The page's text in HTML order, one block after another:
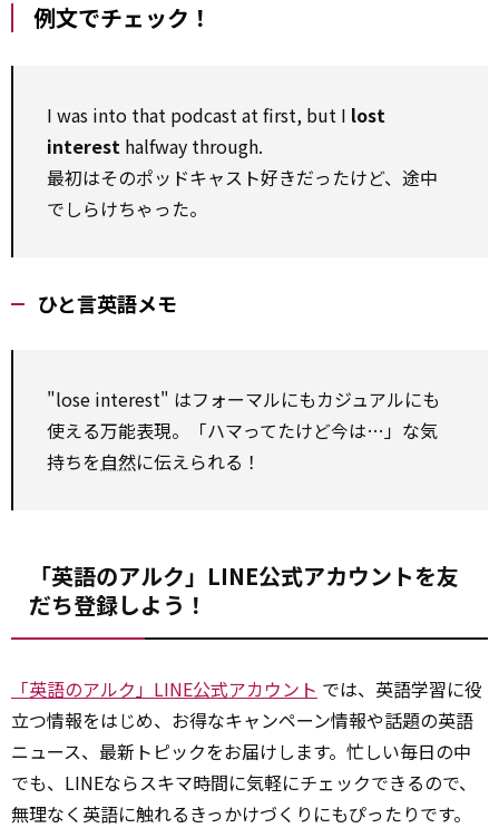
例文でチェック！
I was into that podcast at first, but I lost
interest halfway through.
最初はそのポッドキャスト好きだったけど、途中
でしらけちゃった。
ひと言英語メモ
"lose interest" はフォーマルにもカジュアルにも
使える万能表現。「ハマってたけど今は…」な気
持ちを自然に伝えられる！
「英語のアルク」LINE公式アカウントを友
だち登録しよう！
「英語のアルク」LINE公式アカウント では、英語学習に役
立つ情報をはじめ、お得なキャンペーン情報や話題の英語
ニュース、最新トピックをお届けします。忙しい毎日の中
でも、LINEならスキマ時間に気軽にチェックできるので、
無理なく英語に触れるきっかけづくりにもぴったりです。